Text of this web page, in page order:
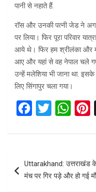
पानी से नहाते हैं.
रॉस और उनकी पत्नी जेड ने
पर लिया। फिर पूरा परिवार
आये थे। फिर हम श्रीलंका और
आए और यहां से वह नेपाल चले
उन्हें मलेशिया भी जाना था. इसके
लिए सिंगापुर चला गया।
F
ce
o
T
tt
W
at
A t
navigation
Uttarakhand: उत्तराखंड
मंच पर गिर पड़े और हो गई